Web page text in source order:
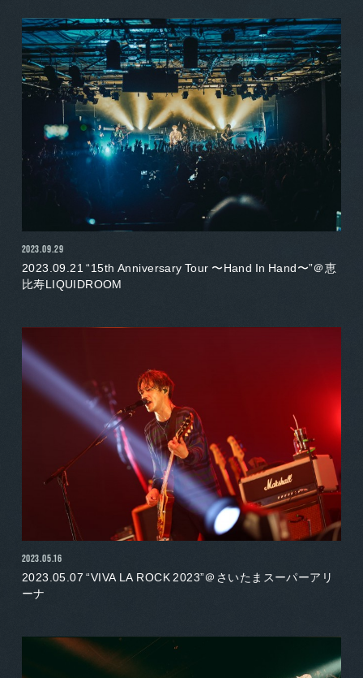
2023.09.29
2023.09.21 “15th Anniversary Tour 〜Hand In Hand〜”＠恵
比寿LIQUIDROOM
2023.05.16
2023.05.07 “VIVA LA ROCK 2023”＠さいたまスーパーアリ
ーナ